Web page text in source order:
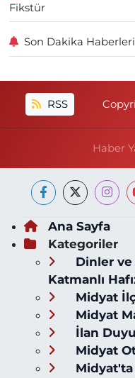
Fikstür
Son Dakika Haberleri
RSS
Haber
Ana Sayfa
Kategoriler
Dinler ve
Katmanlı
Midyat
Midyat
İlan
Midyat